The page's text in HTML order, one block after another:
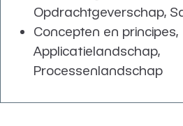
Opdrachtgeverschap,
Concepten en principes,
Applicatielandschap,
Processenlandschap